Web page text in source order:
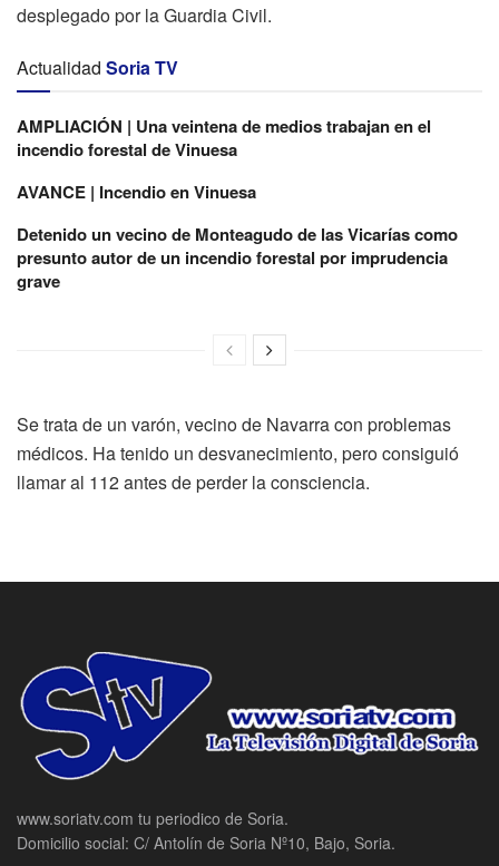
desplegado por la Guardia Civil.
Actualidad Soria TV
AMPLIACIÓN | Una veintena de medios trabajan en el
incendio forestal de Vinuesa
AVANCE | Incendio en Vinuesa
Detenido un vecino de Monteagudo de las Vicarías como
presunto autor de un incendio forestal por imprudencia
grave
Se trata de un varón, vecino de Navarra con problemas
médicos. Ha tenido un desvanecimiento, pero consiguió
llamar al 112 antes de perder la consciencia.
www.soriatv.com tu periodico de Soria.
Domicilio social: C/ Antolín de Soria Nº10, Bajo, Soria.